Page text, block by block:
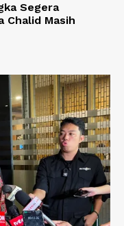
Segera
Chalid Masih